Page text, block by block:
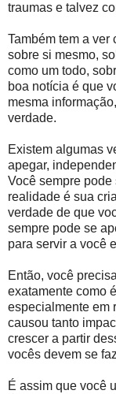
traumas e talvez
Também tem a ver
sobre si mesmo,
como um todo,
boa notícia é que
mesma
verdade.
Existem algumas
apegar,
Você sempre
realidade é sua
verdade de que
sempre pode se
para servir a você
Então, você
exatamente como
especialmente em
causou tanto
crescer a partir
vocês devem se
É assim que você